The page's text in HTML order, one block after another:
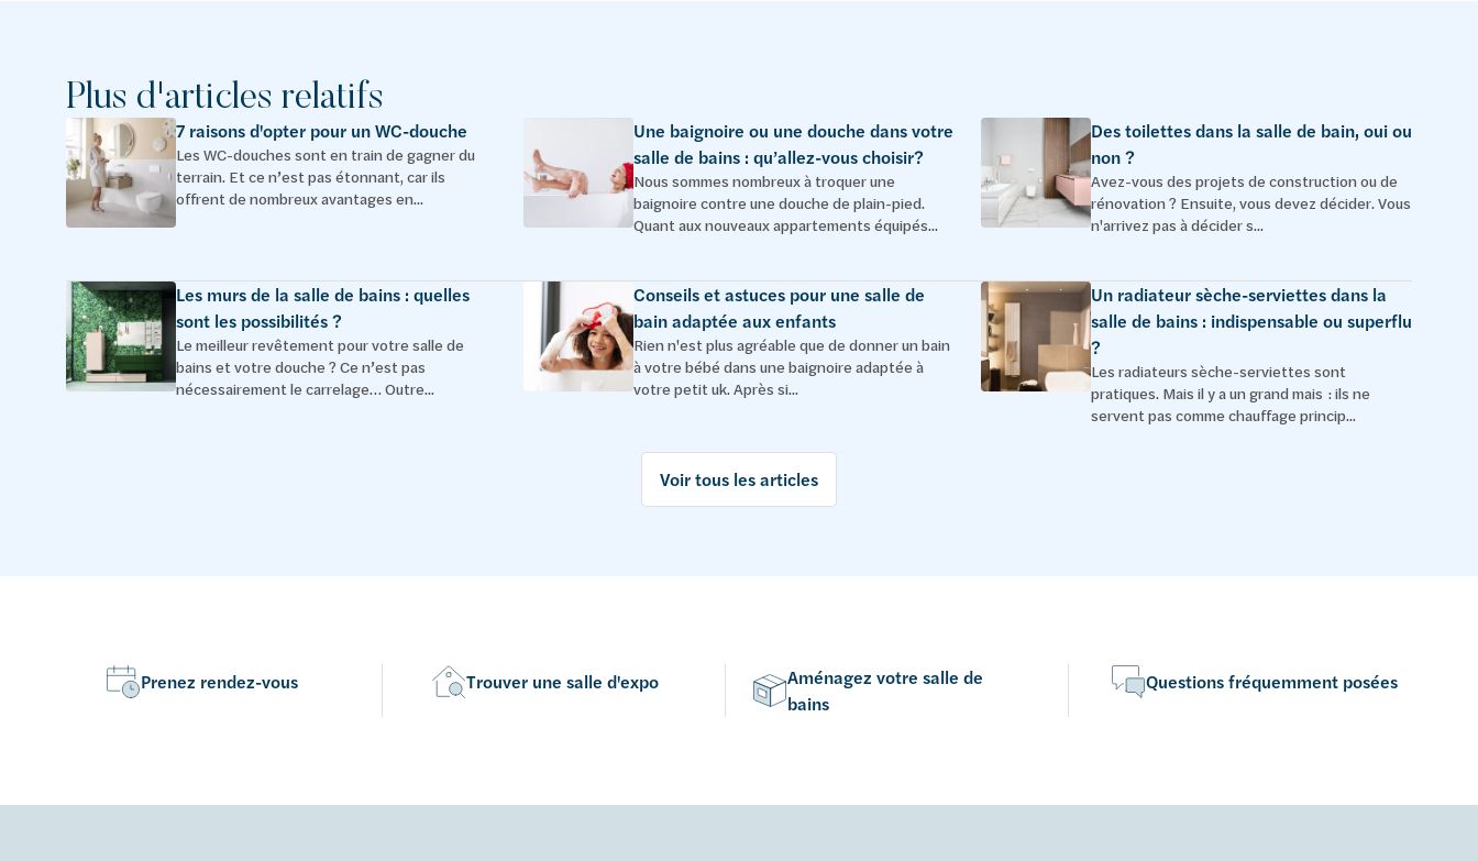
Plus d'articles relatifs
7 raisons d'opter pour un WC-douche
Les WC-douches sont en train de gagner du
terrain. Et ce n’est pas étonnant, car ils
offrent de nombreux avantages en...
Une baignoire ou une douche dans votre
salle de bains : qu’allez-vous choisir?
Nous sommes nombreux à troquer une
baignoire contre une douche de plain-pied.
Quant aux nouveaux appartements équipés...
Des toilettes dans la salle de bain, oui ou
non ?
Avez-vous des projets de construction ou de
rénovation ? Ensuite, vous devez décider. Vous
n'arrivez pas à décider s...
Les murs de la salle de bains : quelles
sont les possibilités ?
Le meilleur revêtement pour votre salle de
bains et votre douche ? Ce n’est pas
nécessairement le carrelage… Outre...
Conseils et astuces pour une salle de
bain adaptée aux enfants
Rien n'est plus agréable que de donner un bain
à votre bébé dans une baignoire adaptée à
votre petit uk. Après si...
Un radiateur sèche-serviettes dans la
salle de bains : indispensable ou superflu
?
Les radiateurs sèche-serviettes sont
pratiques. Mais il y a un grand mais : ils ne
servent pas comme chauffage princip...
Voir tous les articles
Prenez rendez-vous Trouver une salle d'expo
Aménagez votre salle de
bains
Questions fréquemment posées